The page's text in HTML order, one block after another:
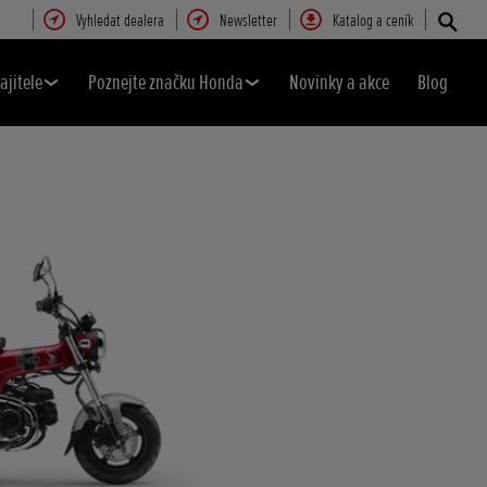
Vyhledat dealera Newsletter Katalog a ceník
Poznejte značku Honda Novinky a akce Blog